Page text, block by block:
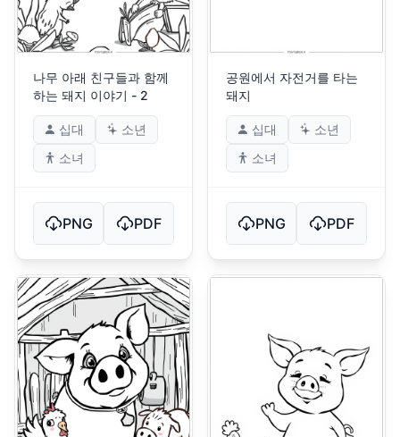
나무 아래 친구들과 함께
하는 돼지 이야기 - 2
십대
소년
소녀
PNG PDF
공원에서 자전거를 타는
돼지
십대
소년
소녀
PNG PDF